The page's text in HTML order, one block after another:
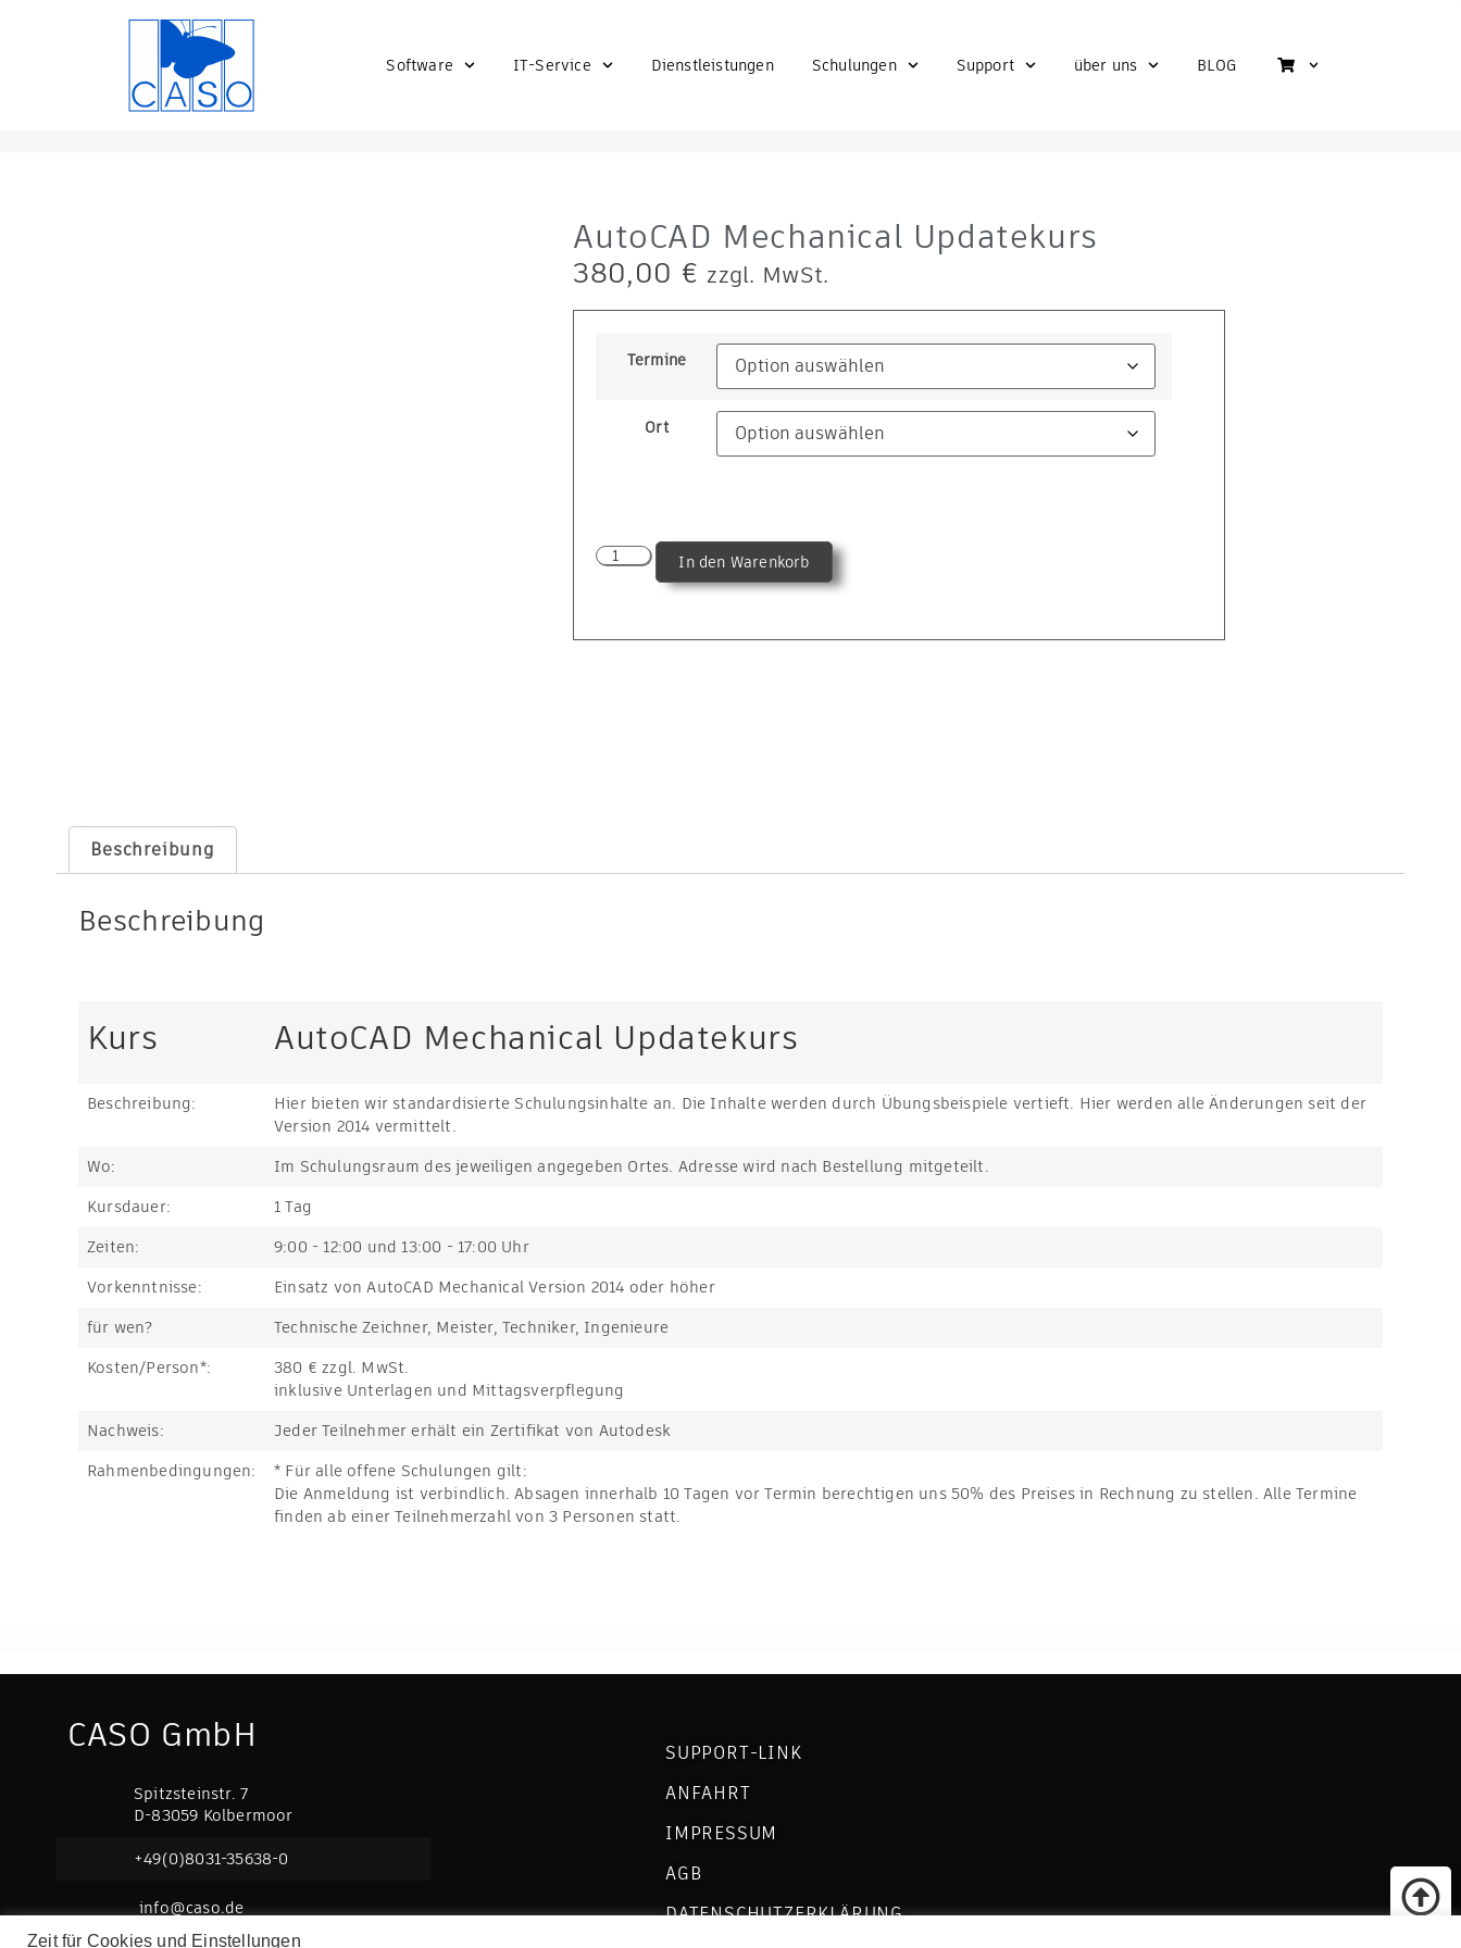
Software IT-Service Dienstleistungen Schulungen Support über uns BLOG
AutoCAD Mechanical Updatekurs
380,00 € zzgl. MwSt.
Termine
Ort
In den Warenkorb
Beschreibung
Beschreibung
Kurs AutoCAD Mechanical Updatekurs
Beschreibung:
Hier bieten wir standardisierte Schulungsinhalte an. Die Inhalte werden durch Übungsbeispiele vertieft. Hier werden alle Änderungen seit der
Version 2014 vermittelt.
Wo:
Im Schulungsraum des jeweiligen angegeben Ortes. Adresse wird nach Bestellung mitgeteilt.
Kursdauer:
1 Tag
Zeiten:
9:00 - 12:00 und 13:00 - 17:00 Uhr
Vorkenntnisse:
Einsatz von AutoCAD Mechanical Version 2014 oder höher
für wen?
Technische Zeichner, Meister, Techniker, Ingenieure
Kosten/Person*:
380 € zzgl. MwSt.
inklusive Unterlagen und Mittagsverpflegung
Nachweis:
Jeder Teilnehmer erhält ein Zertifikat von Autodesk
Rahmenbedingungen:
* Für alle offene Schulungen gilt:
Die Anmeldung ist verbindlich. Absagen innerhalb 10 Tagen vor Termin berechtigen uns 50% des Preises in Rechnung zu stellen. Alle Termine
finden ab einer Teilnehmerzahl von 3 Personen statt.
CASO GmbH
Spitzsteinstr. 7
D-83059 Kolbermoor
+49(0)8031-35638-0
info@caso.de
SUPPORT-LINK
ANFAHRT
IMPRESSUM
AGB
DATENSCHUTZERKLÄRUNG
Zeit für Cookies und Einstellungen